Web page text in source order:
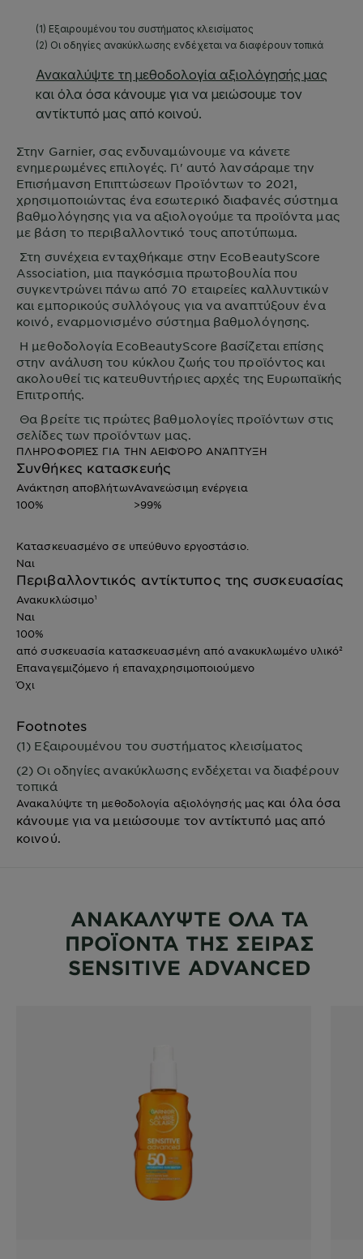
Στην Garnier, σας ενδυναμώνουμε να κάνετε
ενημερωμένες επιλογές. Γι' αυτό λανσάραμε την
Επισήμανση Επιπτώσεων Προϊόντων το 2021,
χρησιμοποιώντας ένα εσωτερικό διαφανές σύστημα
βαθμολόγησης για να αξιολογούμε τα προϊόντα μας
με βάση το περιβαλλοντικό τους αποτύπωμα.
Στη συνέχεια ενταχθήκαμε στην EcoBeautyScore
Association, μια παγκόσμια πρωτοβουλία που
συγκεντρώνει πάνω από 70 εταιρείες καλλυντικών
και εμπορικούς συλλόγους για να αναπτύξουν ένα
κοινό, εναρμονισμένο σύστημα βαθμολόγησης.
Η μεθοδολογία EcoBeautyScore βασίζεται επίσης
στην ανάλυση του κύκλου ζωής του προϊόντος και
ακολουθεί τις κατευθυντήριες αρχές της Ευρωπαϊκής
Επιτροπής.
Θα βρείτε τις πρώτες βαθμολογίες προϊόντων στις
σελίδες των προϊόντων μας.
ΠΛΗΡΟΦΟΡΊΕΣ ΓΙΑ ΤΗΝ ΑΕΙΦΌΡΟ ΑΝΆΠΤΥΞΗ
Συνθήκες κατασκευής
Ανάκτηση αποβλήτων
100%
Ανανεώσιμη ενέργεια
>99%
Κατασκευασμένο σε υπεύθυνο εργοστάσιο.
Ναι
Περιβαλλοντικός αντίκτυπος της συσκευασίας
Ανακυκλώσιμο¹
Ναι
100%
από συσκευασία κατασκευασμένη από ανακυκλωμένο υλικό²
Επαναγεμιζόμενο ή επαναχρησιμοποιούμενο
Όχι
Footnotes
(1) Εξαιρουμένου του συστήματος κλεισίματος
(2) Οι οδηγίες ανακύκλωσης ενδέχεται να διαφέρουν
τοπικά
Ανακαλύψτε τη μεθοδολογία αξιολόγησής μας και όλα όσα
κάνουμε για να μειώσουμε τον αντίκτυπό μας από
κοινού.
ΑΝΑΚΑΛΥΨΤΕ ΟΛΑ ΤΑ
ΠΡΟΪΟΝΤΑ ΤΗΣ ΣΕΙΡΑΣ
SENSITIVE ADVANCED